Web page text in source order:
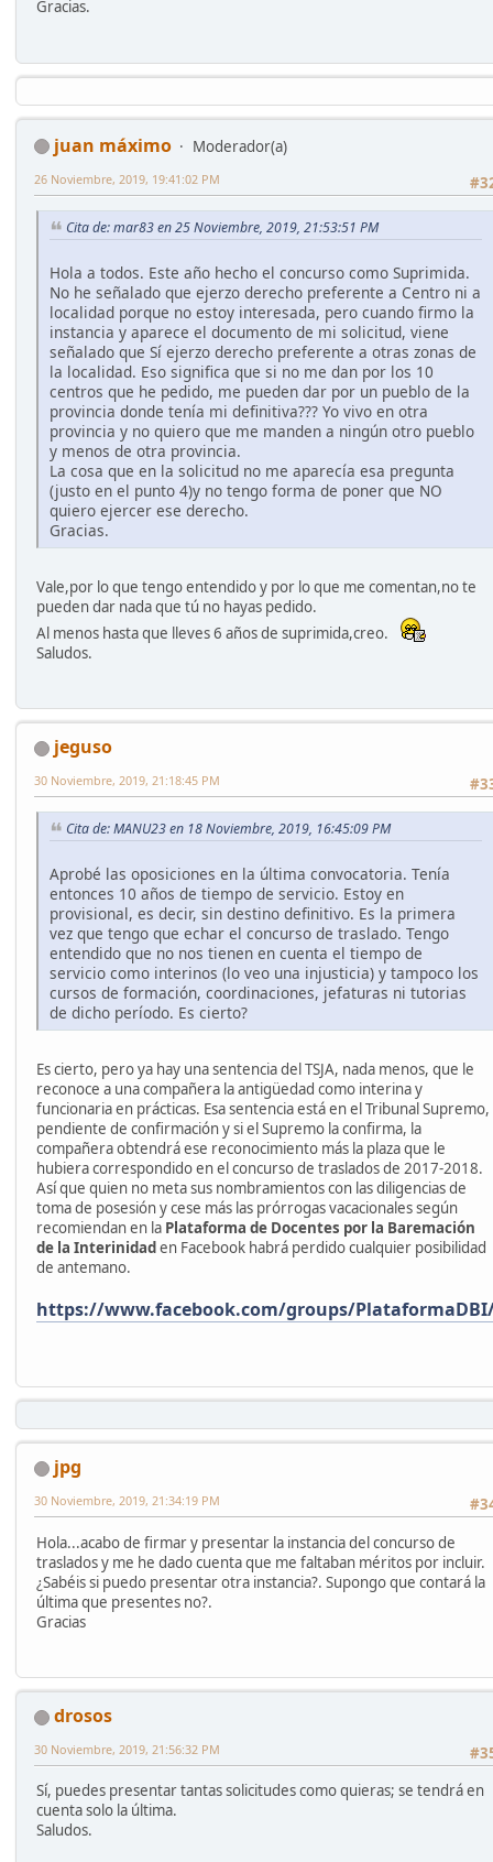
Gracias.
juan máximo
Moderador(a)
26 Noviembre, 2019, 19:41:02 PM
Cita de: mar83 en 25 Noviembre, 2019, 21:53:51 PM
Hola a todos. Este año hecho el concurso como Suprimida.
No he señalado que ejerzo derecho preferente a Centro ni a
localidad porque no estoy interesada, pero cuando firmo la
instancia y aparece el documento de mi solicitud, viene
señalado que Sí ejerzo derecho preferente a otras zonas de
la localidad. Eso significa que si no me dan por los 10
centros que he pedido, me pueden dar por un pueblo de la
provincia donde tenía mi definitiva??? Yo vivo en otra
provincia y no quiero que me manden a ningún otro pueblo
y menos de otra provincia.
La cosa que en la solicitud no me aparecía esa pregunta
(justo en el punto 4)y no tengo forma de poner que NO
quiero ejercer ese derecho.
Gracias.
Vale,por lo que tengo entendido y por lo que me comentan,no te
pueden dar nada que tú no hayas pedido.
Al menos hasta que lleves 6 años de suprimida,creo.
Saludos.
jeguso
30 Noviembre, 2019, 21:18:45 PM
Cita de: MANU23 en 18 Noviembre, 2019, 16:45:09 PM
Aprobé las oposiciones en la última convocatoria. Tenía
entonces 10 años de tiempo de servicio. Estoy en
provisional, es decir, sin destino definitivo. Es la primera
vez que tengo que echar el concurso de traslado. Tengo
entendido que no nos tienen en cuenta el tiempo de
servicio como interinos (lo veo una injusticia) y tampoco los
cursos de formación, coordinaciones, jefaturas ni tutorias
de dicho período. Es cierto?
Es cierto, pero ya hay una sentencia del TSJA, nada menos, que le
reconoce a una compañera la antigüedad como interina y
funcionaria en prácticas. Esa sentencia está en el Tribunal Supremo,
pendiente de confirmación y si el Supremo la confirma, la
compañera obtendrá ese reconocimiento más la plaza que le
hubiera correspondido en el concurso de traslados de 2017-2018.
Así que quien no meta sus nombramientos con las diligencias de
toma de posesión y cese más las prórrogas vacacionales según
recomiendan en la Plataforma de Docentes por la Baremación
de la Interinidaden Facebook habrá perdido cualquier posibilidad
de antemano.
https://www.facebook.com/groups/
jpg
30 Noviembre, 2019, 21:34:19 PM
Hola...acabo de firmar y presentar la instancia del concurso de
traslados y me he dado cuenta que me faltaban méritos por incluir.
¿Sabéis si puedo presentar otra instancia?. Supongo que contará la
última que presentes no?.
Gracias
drosos
30 Noviembre, 2019, 21:56:32 PM
Sí, puedes presentar tantas solicitudes como quieras; se tendrá en
cuenta solo la última.
Saludos.